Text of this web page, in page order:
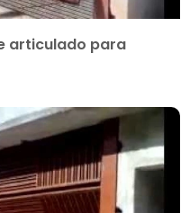
articulado para